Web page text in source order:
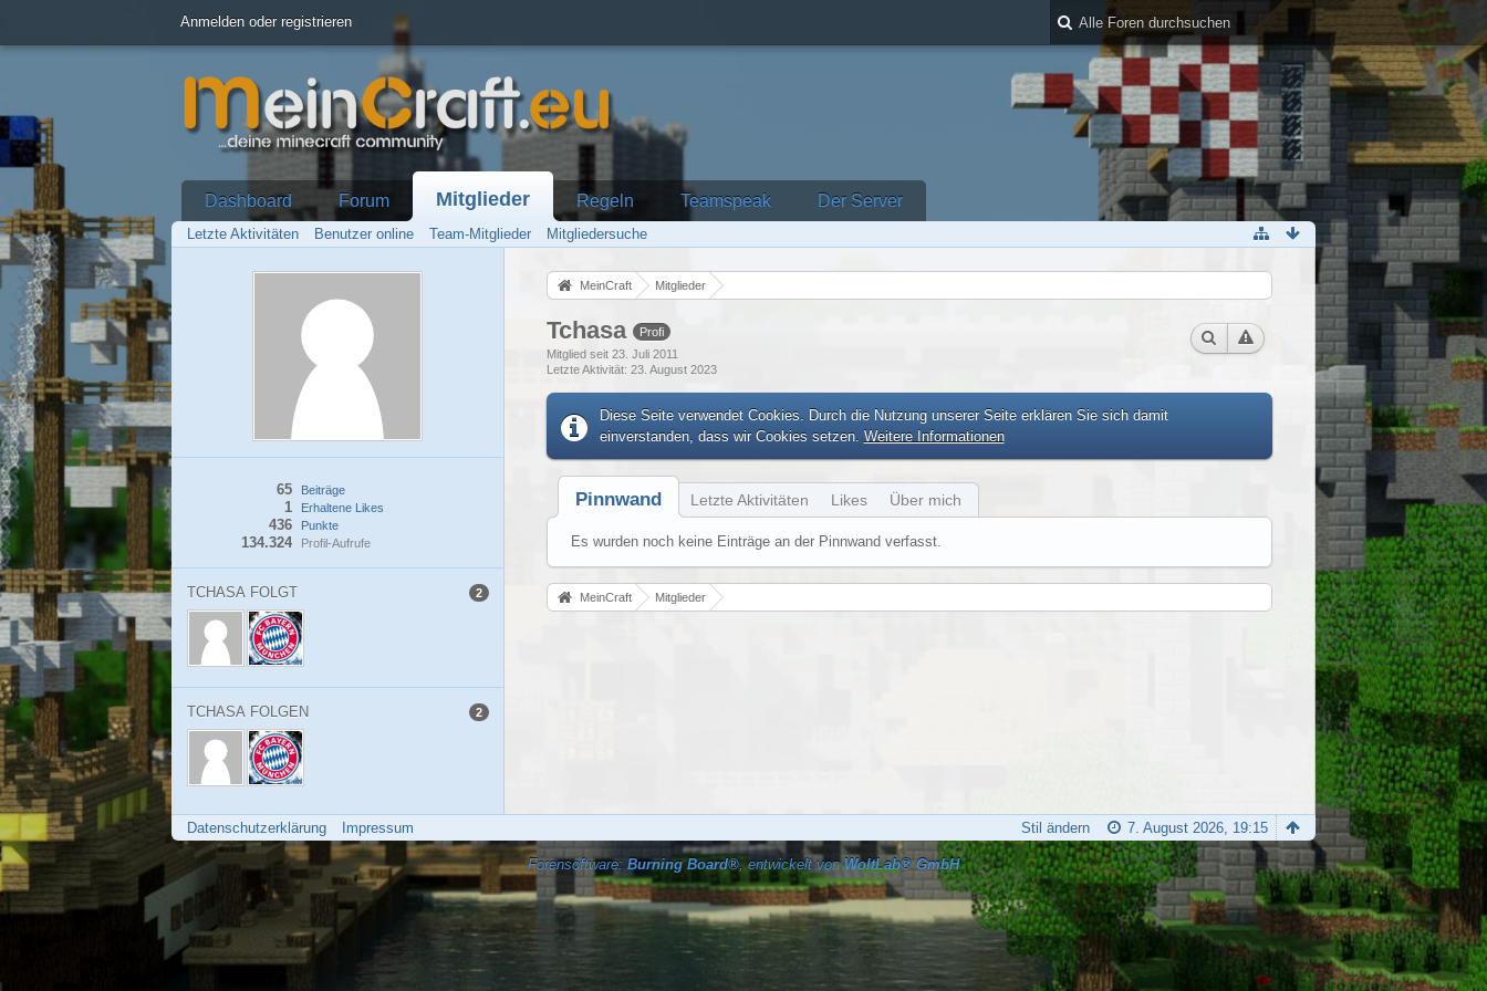
Anmelden oder registrieren
Dashboard Forum Mitglieder Regeln Teamspeak Der Server
Letzte Aktivitäten Benutzer online Team-Mitglieder Mitgliedersuche
Beiträge
65
Erhaltene Likes
1
Punkte
436
Profil-Aufrufe
134.324
TCHASA FOLGT 2
TCHASA FOLGEN 2
MeinCraft Mitglieder
Tchasa
Profi
Mitglied seit 23. Juli 2011
Letzte Aktivität 23. August 2023
Diese Seite verwendet Cookies. Durch die Nutzung unserer Seite erklären Sie sich damit
einverstanden, dass wir Cookies setzen. Weitere Informationen
Pinnwand Letzte Aktivitäten Likes Über mich
Es wurden noch keine Einträge an der Pinnwand verfasst.
MeinCraft Mitglieder
Datenschutzerklärung Impressum 7. August 2026, 19:15
Stil ändern
Forensoftware: Burning Board®, entwickelt vonWoltLab® GmbH